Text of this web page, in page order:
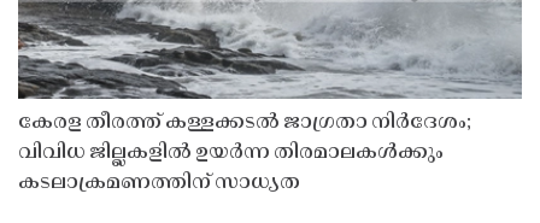
കേരള തീരത്ത് കള്ളക്കടൽ ജാഗ്രതാ നിർദേശം;
വിവിധ ജില്ലകളിൽ ഉയർന്ന തിരമാലകൾക്കും
കടലാക്രമണത്തിന് സാധ്യത